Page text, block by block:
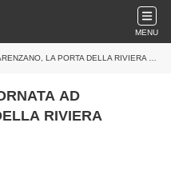
MENU
PORTA DELLA RIVIERA LIGURE DI PONENTE
AD
RIVIERA